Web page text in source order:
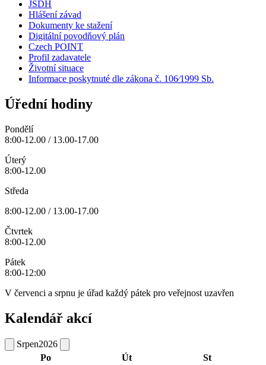
JSDH
Hlášení závad
Dokumenty ke stažení
Digitální povodňový plán
Czech POINT
Profil zadavatele
Životní situace
Informace poskytnuté dle zákona č. 106⁄1999 Sb.
Úřední hodiny
Pondělí
8:00-12.00 / 13.00-17.00
Úterý
8:00-12.00
Středa
8:00-12.00 / 13.00-17.00
Čtvrtek
8:00-12.00
Pátek
8:00-12:00
V červenci a srpnu je úřad každý pátek pro veřejnost uzavřen
Kalendář akcí
Srpen2026
Po
Út
St